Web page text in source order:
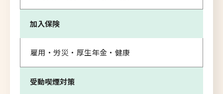
加入保険
雇用・労災・厚生年金・健康
受動喫煙対策